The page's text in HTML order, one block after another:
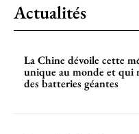
Actualités
La Chine dévoile cette
unique au monde et qui
des batteries géantes